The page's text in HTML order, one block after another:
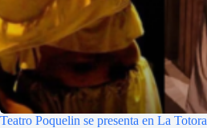
Teatro Poquelin se presenta en La Totora